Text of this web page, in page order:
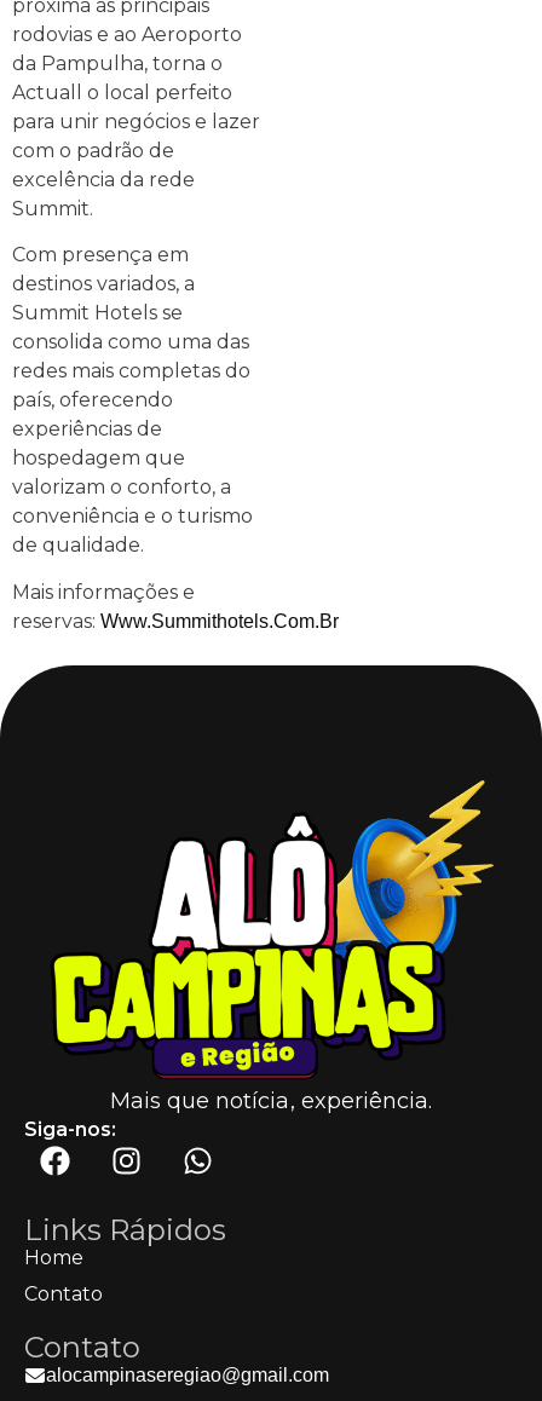
próxima às principais
rodovias e ao Aeroporto
da Pampulha, torna o
Actuall o local perfeito
para unir negócios e lazer
com o padrão de
excelência da rede
Summit.
Com presença em
destinos variados, a
Summit Hotels se
consolida como uma das
redes mais completas do
país, oferecendo
experiências de
hospedagem que
valorizam o conforto, a
conveniência e o turismo
de qualidade.
Mais informações e
reservas: Www.summithotels.com.br
Mais que notícia, experiência.
Siga-nos:
Links Rápidos
Home
Contato
Contato
alocampinaseregiao@gmail.com